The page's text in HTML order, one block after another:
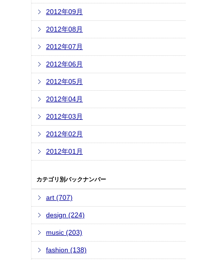
2012年09月
2012年08月
2012年07月
2012年06月
2012年05月
2012年04月
2012年03月
2012年02月
2012年01月
カテゴリ別バックナンバー
art (707)
design (224)
music (203)
fashion (138)